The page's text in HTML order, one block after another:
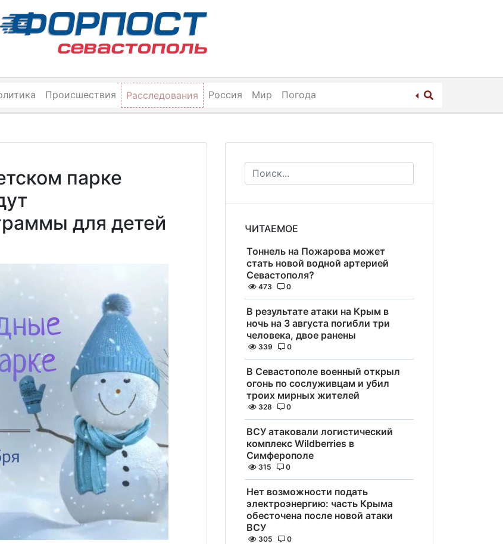
Происшествия Расследования Россия Мир Погода
парке
для детей
ЧИТАЕМОЕ
Тоннель на Пожарова может
стать новой водной артерией
Севастополя?
473 0
В результате атаки на Крым в
ночь на 3 августа погибли три
человека, двое ранены
339 0
В Севастополе военный открыл
огонь по сослуживцам и убил
троих мирных жителей
328 0
ВСУ атаковали логистический
комплекс Wildberries в
Симферополе
315 0
Нет возможности подать
электроэнергию: часть Крыма
обесточена после новой атаки
ВСУ
305 0